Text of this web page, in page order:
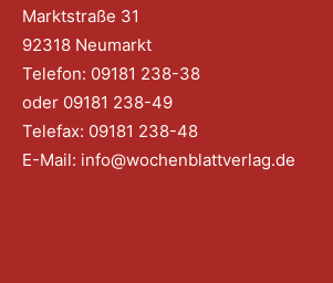
Marktstraße 31
92318 Neumarkt
Telefon: 09181 238-38
oder 09181 238-49
Telefax: 09181 238-48
E-Mail: info@wochenblattverlag.de